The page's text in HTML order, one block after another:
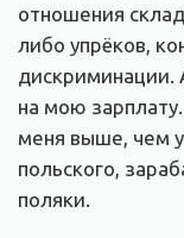
отношения
либо упрёков,
дискриминации.
на мою
меня выше, чем
польского,
поляки.